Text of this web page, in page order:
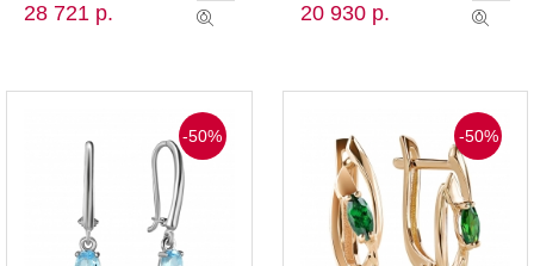
28 721 р. 20 930 р.
-50% -50%